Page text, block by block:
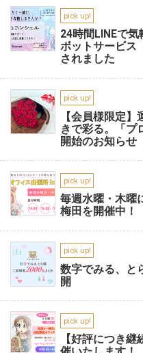
pick up!
24時間LINEで
ボットサービス
されました
pick up!
【会員様限定
きで彩る。「プ
開始のお知らせ
pick up!
毎週水曜・木曜
梅田を開催中！
pick up!
数字でみる、と
開
pick up!
【好評につき